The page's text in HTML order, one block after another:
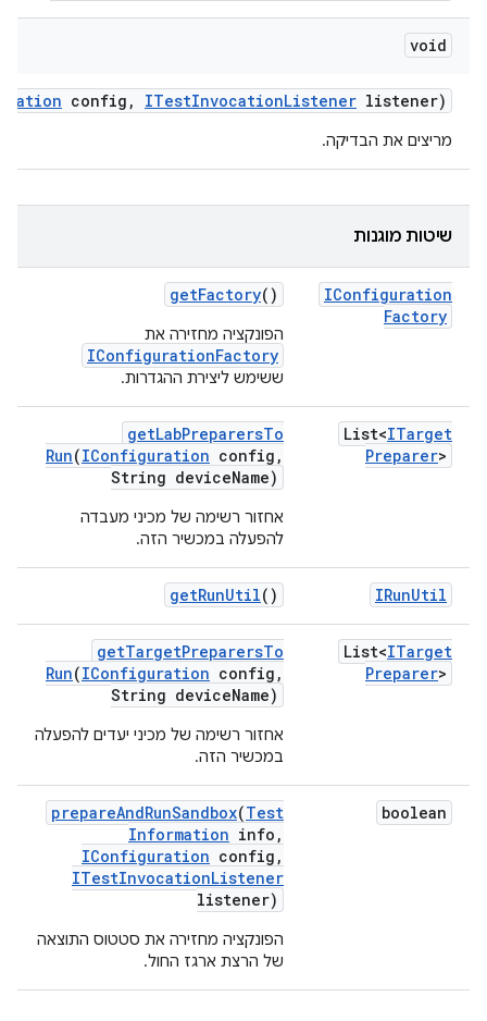
void
config , ITestInvocationListener listener)
מריצים את הבדיקה.
שיטות מוגנות
IConfiguration
Factory
getFactory()
הפונקציה מחזירה את
IConfigurationFactory
ששימש ליצירת ההגדרות.
List<ITarget
Preparer>
getLabPreparersTo
Run(IConfiguration config ,
String deviceName)
אחזור רשימה של מכיני מעבדה
להפעלה במכשיר הזה.
IRunUtil
getRunUtil()
List<ITarget
Preparer>
getTargetPreparersTo
Run(IConfiguration config ,
String deviceName)
אחזור רשימה של מכיני יעדים להפעלה
במכשיר הזה.
boolean
prepareAndRunSandbox(Test
Information info ,
IConfiguration config ,
ITestInvocationListener
listener)
הפונקציה מחזירה את סטטוס התוצאה
של הרצת ארגז החול.